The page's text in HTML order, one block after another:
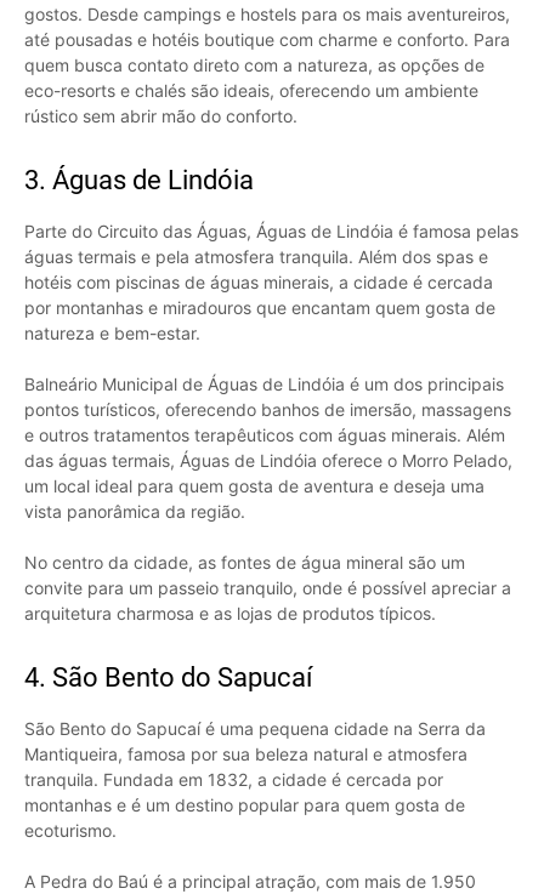
gostos. Desde campings e hostels para os mais aventureiros,
até pousadas e hotéis boutique com charme e conforto. Para
quem busca contato direto com a natureza, as opções de
eco-resorts e chalés são ideais, oferecendo um ambiente
rústico sem abrir mão do conforto.
3. Águas de Lindóia
Parte do Circuito das Águas, Águas de Lindóia é famosa pelas
águas termais e pela atmosfera tranquila. Além dos spas e
hotéis com piscinas de águas minerais, a cidade é cercada
por montanhas e miradouros que encantam quem gosta de
natureza e bem-estar.
Balneário Municipal de Águas de Lindóia é um dos principais
pontos turísticos, oferecendo banhos de imersão, massagens
e outros tratamentos terapêuticos com águas minerais. Além
das águas termais, Águas de Lindóia oferece o Morro Pelado,
um local ideal para quem gosta de aventura e deseja uma
vista panorâmica da região.
No centro da cidade, as fontes de água mineral são um
convite para um passeio tranquilo, onde é possível apreciar a
arquitetura charmosa e as lojas de produtos típicos.
4. São Bento do Sapucaí
São Bento do Sapucaí é uma pequena cidade na Serra da
Mantiqueira, famosa por sua beleza natural e atmosfera
tranquila. Fundada em 1832, a cidade é cercada por
montanhas e é um destino popular para quem gosta de
ecoturismo.
A Pedra do Baú é a principal atração, com mais de 1.950